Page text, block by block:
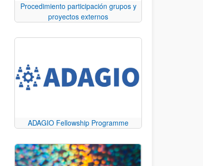
Procedimiento participación grupos y
proyectos externos
ADAGIO Fellowship Programme